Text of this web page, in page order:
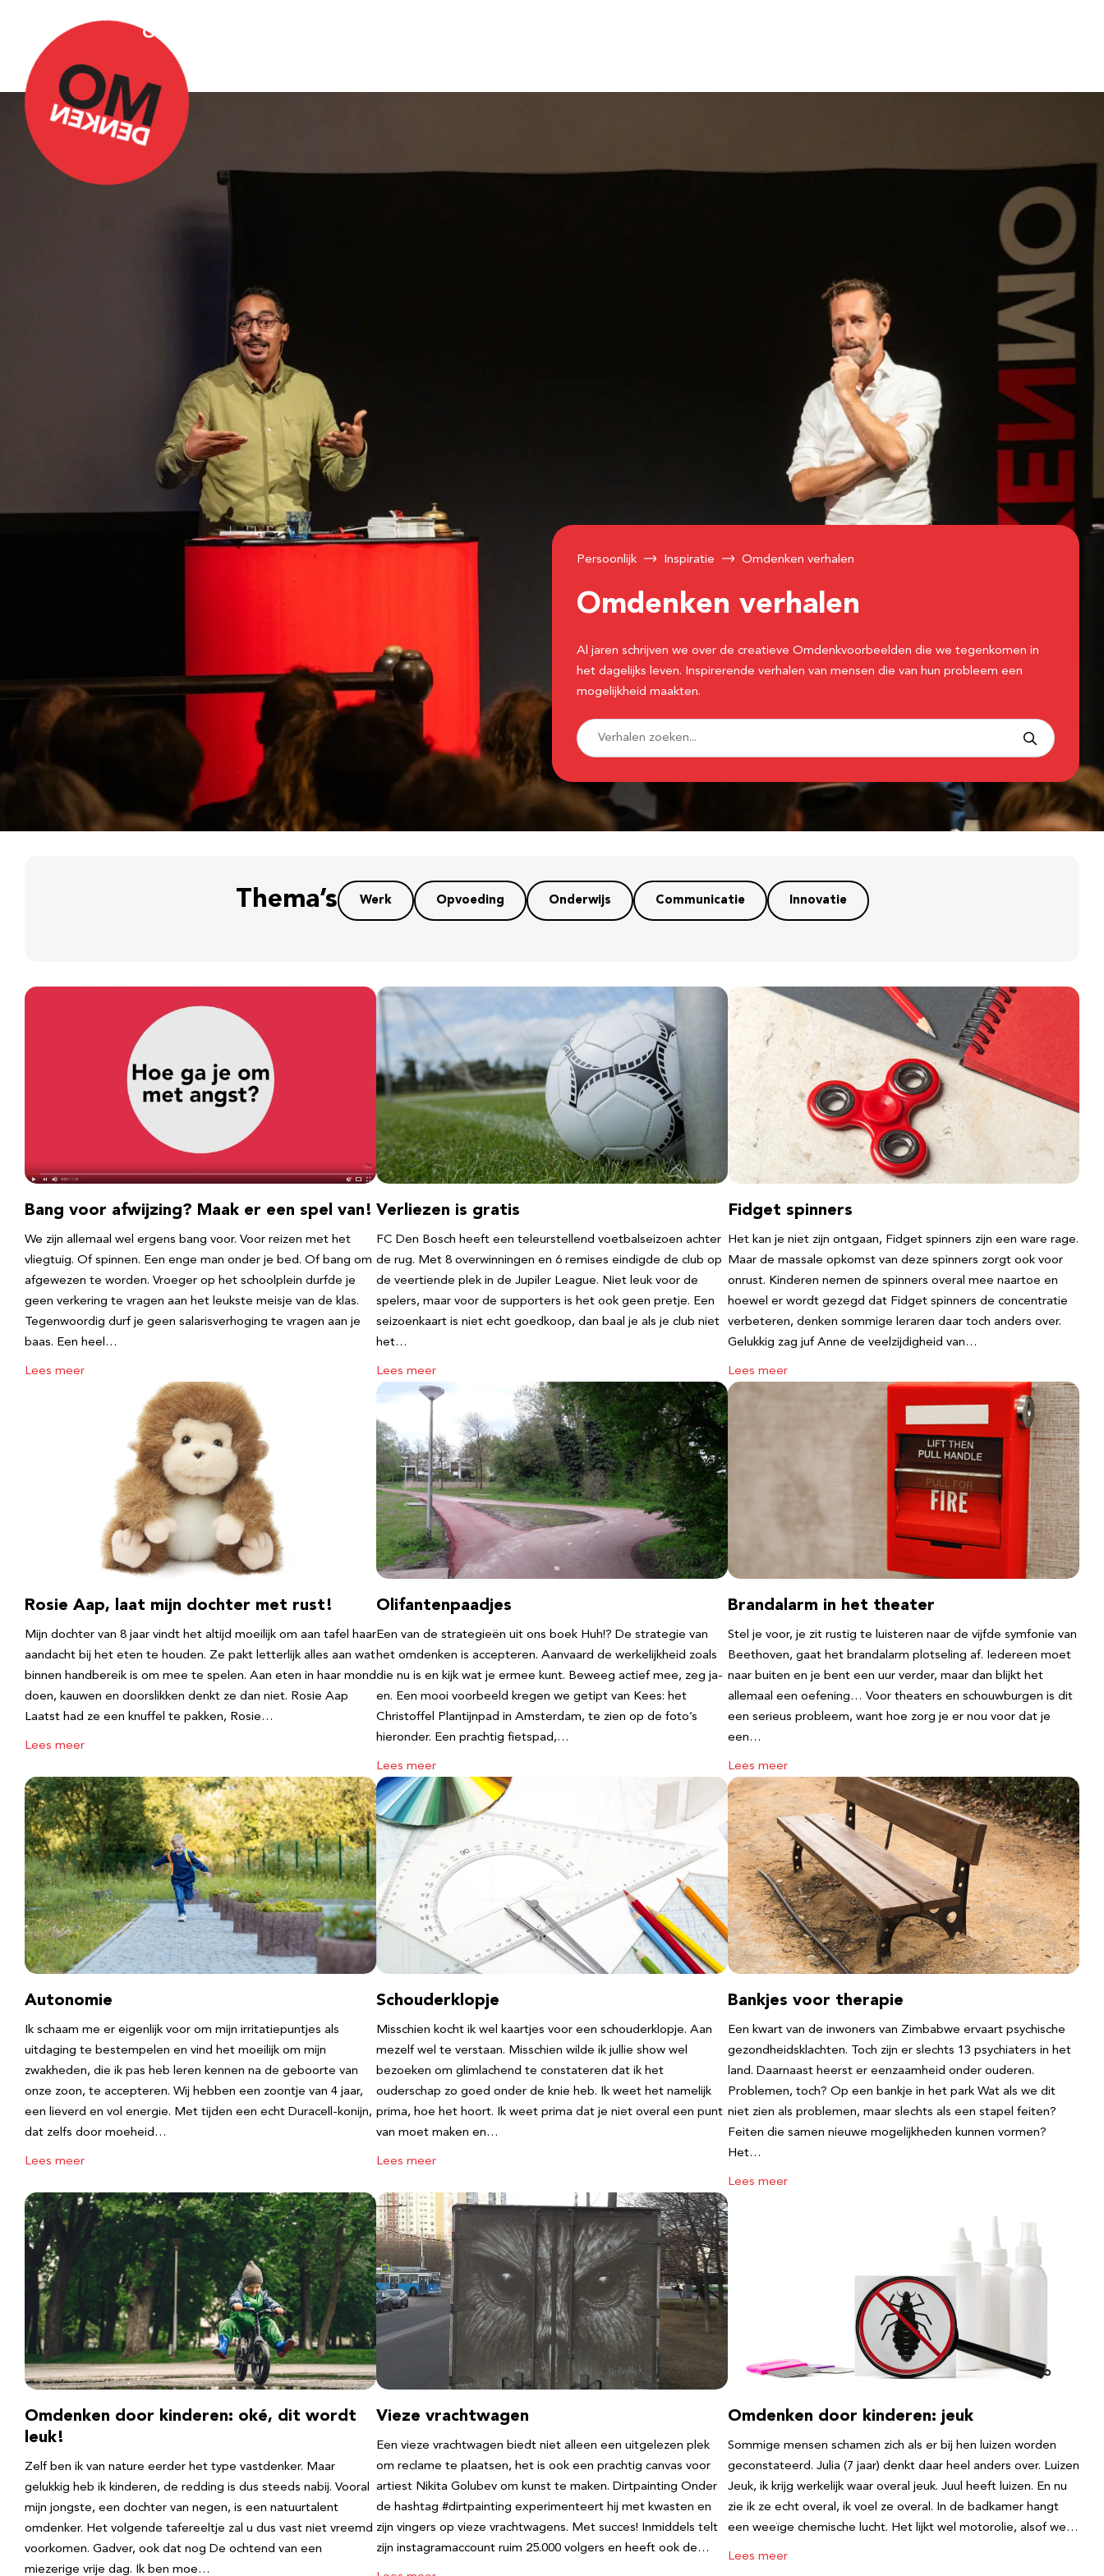
Over Omdenken
Persoonlijk Inspiratie Omdenken verhalen
Omdenken verhalen
Al jaren schrijven we over de creatieve Omdenkvoorbeelden die we tegenkomen in
het dagelijks leven. Inspirerende verhalen van mensen die van hun probleem een
mogelijkheid maakten.
Thema’s Werk Opvoeding Onderwijs Communicatie Innovatie
Bang voor afwijzing? Maak er een spel van!
We zijn allemaal wel ergens bang voor. Voor reizen met het
vliegtuig. Of spinnen. Een enge man onder je bed. Of bang om
afgewezen te worden. Vroeger op het schoolplein durfde je
geen verkering te vragen aan het leukste meisje van de klas.
Tegenwoordig durf je geen salarisverhoging te vragen aan je
baas. Een heel…
Lees meer
Verliezen is gratis
FC Den Bosch heeft een teleurstellend voetbalseizoen achter
de rug. Met 8 overwinningen en 6 remises eindigde de club op
de veertiende plek in de Jupiler League. Niet leuk voor de
spelers, maar voor de supporters is het ook geen pretje. Een
seizoenkaart is niet echt goedkoop, dan baal je als je club niet
het…
Lees meer
Fidget spinners
Het kan je niet zijn ontgaan, Fidget spinners zijn een ware rage.
Maar de massale opkomst van deze spinners zorgt ook voor
onrust. Kinderen nemen de spinners overal mee naartoe en
hoewel er wordt gezegd dat Fidget spinners de concentratie
verbeteren, denken sommige leraren daar toch anders over.
Gelukkig zag juf Anne de veelzijdigheid van…
Lees meer
Rosie Aap, laat mijn dochter met rust!
Mijn dochter van 8 jaar vindt het altijd moeilijk om aan tafel haar
aandacht bij het eten te houden. Ze pakt letterlijk alles aan wat
binnen handbereik is om mee te spelen. Aan eten in haar mond
doen, kauwen en doorslikken denkt ze dan niet. Rosie Aap
Laatst had ze een knuffel te pakken, Rosie…
Lees meer
Olifantenpaadjes
Een van de strategieën uit ons boek Huh!? De strategie van
het omdenken is accepteren. Aanvaard de werkelijkheid zoals
die nu is en kijk wat je ermee kunt. Beweeg actief mee, zeg ja-
en. Een mooi voorbeeld kregen we getipt van Kees: het
Christoffel Plantijnpad in Amsterdam, te zien op de foto’s
hieronder. Een prachtig fietspad,…
Lees meer
Brandalarm in het theater
Stel je voor, je zit rustig te luisteren naar de vijfde symfonie van
Beethoven, gaat het brandalarm plotseling af. Iedereen moet
naar buiten en je bent een uur verder, maar dan blijkt het
allemaal een oefening… Voor theaters en schouwburgen is dit
een serieus probleem, want hoe zorg je er nou voor dat je
een…
Lees meer
Autonomie
Ik schaam me er eigenlijk voor om mijn irritatiepuntjes als
uitdaging te bestempelen en vind het moeilijk om mijn
zwakheden, die ik pas heb leren kennen na de geboorte van
onze zoon, te accepteren. Wij hebben een zoontje van 4 jaar,
een lieverd en vol energie. Met tijden een echt Duracell-konijn,
dat zelfs door moeheid…
Lees meer
Schouderklopje
Misschien kocht ik wel kaartjes voor een schouderklopje. Aan
mezelf wel te verstaan. Misschien wilde ik jullie show wel
bezoeken om glimlachend te constateren dat ik het
ouderschap zo goed onder de knie heb. Ik weet het namelijk
prima, hoe het hoort. Ik weet prima dat je niet overal een punt
van moet maken en…
Lees meer
Bankjes voor therapie
Een kwart van de inwoners van Zimbabwe ervaart psychische
gezondheidsklachten. Toch zijn er slechts 13 psychiaters in het
land. Daarnaast heerst er eenzaamheid onder ouderen.
Problemen, toch? Op een bankje in het park Wat als we dit
niet zien als problemen, maar slechts als een stapel feiten?
Feiten die samen nieuwe mogelijkheden kunnen vormen?
Het…
Lees meer
Omdenken door kinderen: oké, dit wordt
leuk!
Zelf ben ik van nature eerder het type vastdenker. Maar
gelukkig heb ik kinderen, de redding is dus steeds nabij. Vooral
mijn jongste, een dochter van negen, is een natuurtalent
omdenker. Het volgende tafereeltje zal u dus vast niet vreemd
voorkomen. Gadver, ook dat nog De ochtend van een
miezerige vrije dag. Ik ben moe…
Vieze vrachtwagen
Een vieze vrachtwagen biedt niet alleen een uitgelezen plek
om reclame te plaatsen, het is ook een prachtig canvas voor
artiest Nikita Golubev om kunst te maken. Dirtpainting Onder
de hashtag #dirtpainting experimenteert hij met kwasten en
zijn vingers op vieze vrachtwagens. Met succes! Inmiddels telt
zijn instagramaccount ruim 25.000 volgers en heeft ook de…
Omdenken door kinderen: jeuk
Sommige mensen schamen zich als er bij hen luizen worden
geconstateerd. Julia (7 jaar) denkt daar heel anders over. Luizen
Jeuk, ik krijg werkelijk waar overal jeuk. Juul heeft luizen. En nu
zie ik ze echt overal, ik voel ze overal. In de badkamer hangt
een weeïge chemische lucht. Het lijkt wel motorolie, alsof we…
Lees meer